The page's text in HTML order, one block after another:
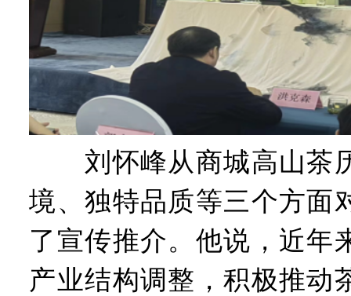
刘怀峰从商城高山茶
境、独特品质等三个方面
了宣传推介。他说，近年
产业结构调整，积极推动